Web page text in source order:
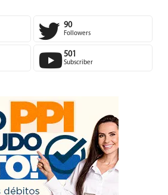
90
501